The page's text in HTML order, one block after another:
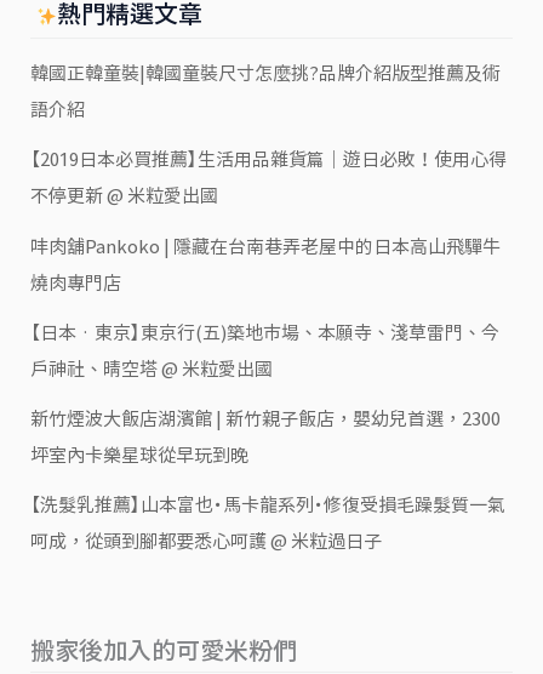
熱門精選文章
韓國正韓童裝|韓國童裝尺寸怎麼挑?品牌介紹版型推薦及術
語介紹
【2019日本必買推薦】生活用品雜貨篇｜遊日必敗！使用心得
不停更新 @ 米粒愛出國
㕩肉舖Pankoko | 隱藏在台南巷弄老屋中的日本高山飛驒牛
燒肉專門店
【日本‧東京】東京行(五)築地市場、本願寺、淺草雷門、今
戶神社、晴空塔 @ 米粒愛出國
新竹煙波大飯店湖濱館 | 新竹親子飯店，嬰幼兒首選，2300
坪室內卡樂星球從早玩到晚
【洗髮乳推薦】山本富也・馬卡龍系列・修復受損毛躁髮質一氣
呵成，從頭到腳都要悉心呵護 @ 米粒過日子
搬家後加入的可愛米粉們